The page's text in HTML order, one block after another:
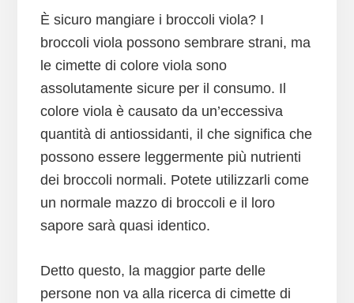
È sicuro mangiare i broccoli viola? I
broccoli viola possono sembrare strani, ma
le cimette di colore viola sono
assolutamente sicure per il consumo. Il
colore viola è causato da un’eccessiva
quantità di antiossidanti, il che significa che
possono essere leggermente più nutrienti
dei broccoli normali. Potete utilizzarli come
un normale mazzo di broccoli e il loro
sapore sarà quasi identico.
Detto questo, la maggior parte delle
persone non va alla ricerca di cimette di